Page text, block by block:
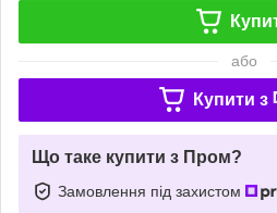
або
Купити з
Що таке купити з Пром?
Замовлення під захистом